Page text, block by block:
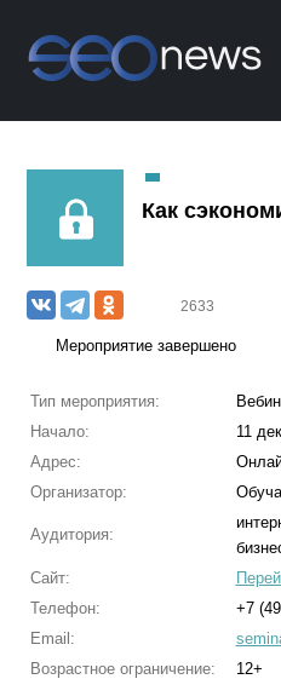
Как
2633
Мероприятие завершено
Тип мероприятия:
Начало:
11
Адрес:
Организатор:
Аудитория:
Сайт:
Телефон:
+7
Email:
Возрастное ограничение:
12+